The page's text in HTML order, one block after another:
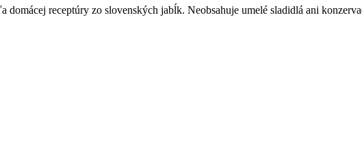
receptúry zo slovenských jabĺk. Neobsahuje umelé sladidlá ani